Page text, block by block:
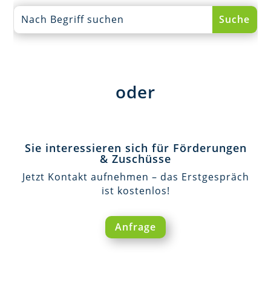
oder
Sie interessieren sich für Förderungen
& Zuschüsse
Jetzt Kontakt aufnehmen – das Erstgespräch
ist kostenlos!
Anfrage